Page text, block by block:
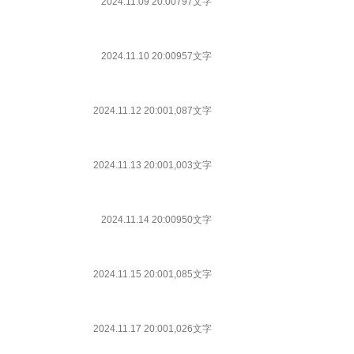
2024.11.10 20:00957文字
2024.11.12 20:001,087文字
2024.11.13 20:001,003文字
2024.11.14 20:00950文字
2024.11.15 20:001,085文字
2024.11.17 20:001,026文字